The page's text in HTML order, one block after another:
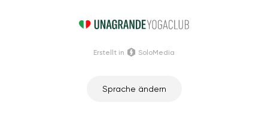
Sprache ändern
Erstellt in SoloMedia